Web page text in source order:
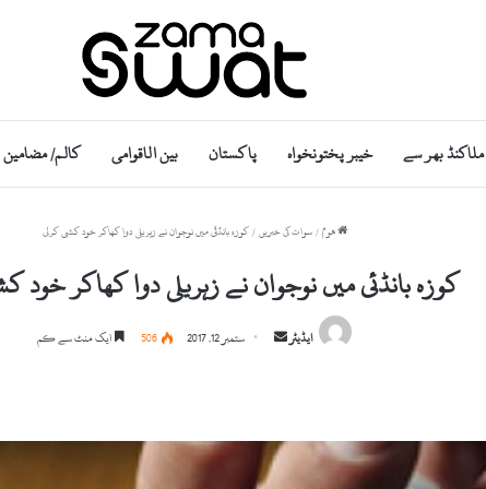
ملاکنڈ بھر سے خیبر پختونخواہ پاکستان بین الاقوامی کالم/
ھوم / سوات کی خبریں / کوزہ بانڈئی میں نوجوان نے زہریلی دوا کھاکر خود کشی کرلی
کوزہ بانڈئی میں نوجوان نے زہریلی دوا کھاکر خود
ایڈیٹر
a
n
ستمبر 12, 2017 506 ایک منٹ سے کم